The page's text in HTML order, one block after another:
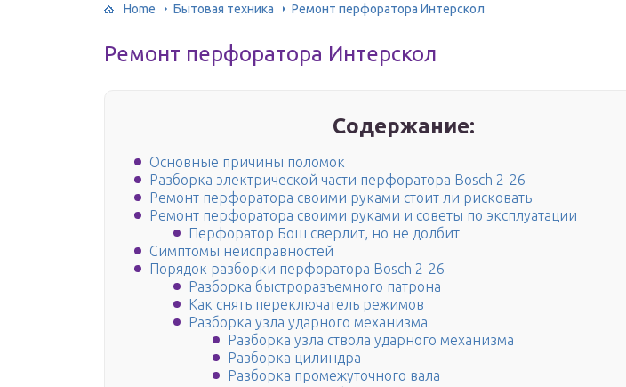
Home Бытовая техника Ремонт перфоратора Интерскол
Ремонт перфоратора Интерскол
Содержание:
Основные причины поломок
Разборка электрической части перфоратора Bosch 2-26
Ремонт перфоратора своими руками стоит ли рисковать
Ремонт перфоратора своими руками и советы по эксплуатации
Перфоратор Бош сверлит, но не долбит
Симптомы неисправностей
Порядок разборки перфоратора Bosch 2-26
Разборка быстроразъемного патрона
Как снять переключатель режимов
Разборка узла ударного механизма
Разборка узла ствола ударного механизма
Разборка цилиндра
Разборка промежуточного вала